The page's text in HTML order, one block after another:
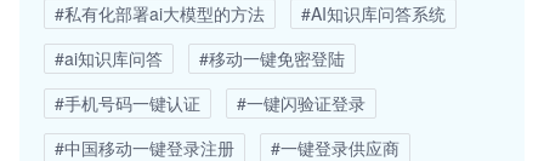
#私有化部署ai大模型的方法
#AI知识库问答系统
#ai知识库问答
#移动一键免密登陆
#手机号码一键认证
#一键闪验证登录
#中国移动一键登录注册
#一键登录供应商